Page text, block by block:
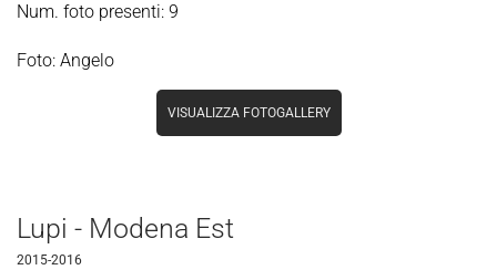
Num. foto presenti: 9
Foto: Angelo
VISUALIZZA FOTOGALLERY
Lupi - Modena Est
2015-2016